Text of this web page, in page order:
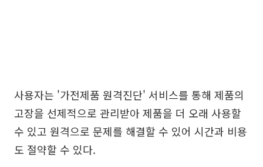
사용자는 '가전제품 원격진단' 서비스를 통해 제품의
고장을 선제적으로 관리받아 제품을 더 오래 사용할
수 있고 원격으로 문제를 해결할 수 있어 시간과 비용
도 절약할 수 있다.